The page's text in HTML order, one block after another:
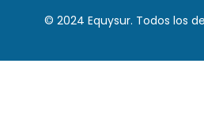
© 2024 Equysur. Todos los